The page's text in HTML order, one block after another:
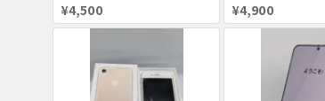
¥4,500
¥4,900